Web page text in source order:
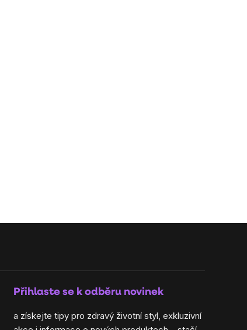
Přihlaste se k odběru novinek
a získejte tipy pro zdravý životní styl, exkluzivní